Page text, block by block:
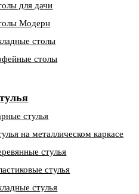
для дачи
Модерн
столы
столы
стулья
на металлическом каркасе
стулья
стулья
стулья